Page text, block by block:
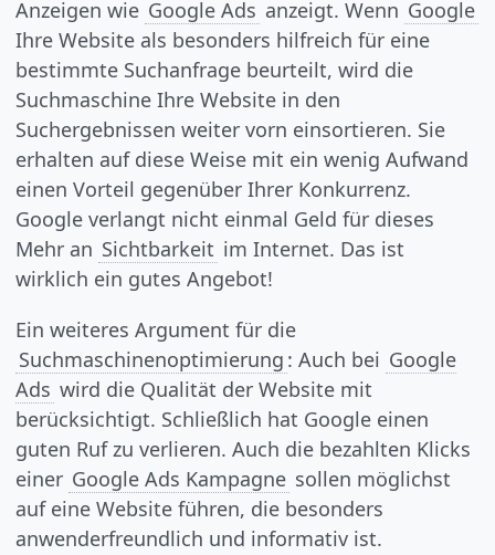
Anzeigen wie Google Ads anzeigt. Wenn Google
Ihre Website als besonders hilfreich für eine
bestimmte Suchanfrage beurteilt, wird die
Suchmaschine Ihre Website in den
Suchergebnissen weiter vorn einsortieren. Sie
erhalten auf diese Weise mit ein wenig Aufwand
einen Vorteil gegenüber Ihrer Konkurrenz.
Google verlangt nicht einmal Geld für dieses
Mehr an Sichtbarkeit im Internet. Das ist
wirklich ein gutes Angebot!
Ein weiteres Argument für die
Suchmaschinenoptimierung : Auch bei Google
Ads wird die Qualität der Website mit
berücksichtigt. Schließlich hat Google einen
guten Ruf zu verlieren. Auch die bezahlten Klicks
einer Google Ads Kampagne sollen möglichst
auf eine Website führen, die besonders
anwenderfreundlich und informativ ist.